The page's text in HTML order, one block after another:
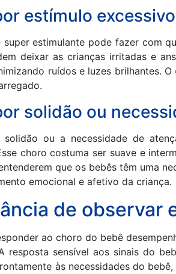
estímulo excessivo
super estimulante pode fazer com
deixar as crianças irritadas e
ruídos e luzes brilhantes. O
solidão ou
ou a necessidade de
choro costuma ser suave e
que os bebês têm uma
emocional e afetivo da criança.
de observar
ao choro do bebê
resposta sensível aos sinais do
às necessidades do